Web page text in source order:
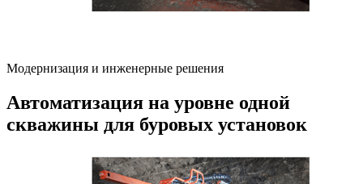
Модернизация и инженерные решения
Автоматизация на уровне одной
скважины для буровых установок